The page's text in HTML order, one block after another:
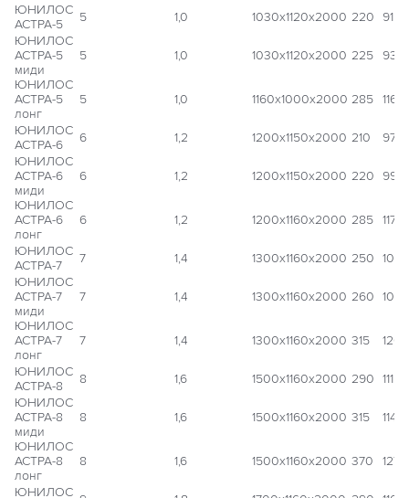
ЮНИЛОС
АСТРА-5
5 1,0 1030x1120x2000 220 91
ЮНИЛОС
АСТРА-5
миди
5 1,0 1030x1120x2000 225 93
ЮНИЛОС
АСТРА-5
лонг
5 1,0 1160x1000x2000 285 116
ЮНИЛОС
АСТРА-6
6 1,2 1200x1150x2000 210
97
ЮНИЛОС
АСТРА-6
миди
6 1,2 1200x1150x2000 220 99
ЮНИЛОС
АСТРА-6
лонг
6 1,2 1200x1160x2000 285 117
ЮНИЛОС
АСТРА-7
7 1,4 1300x1160x2000 250 108
ЮНИЛОС
АСТРА-7
миди
7 1,4 1300x1160x2000 260 109
ЮНИЛОС
АСТРА-7
лонг
7 1,4 1300x1160x2000 315
126
ЮНИЛОС
АСТРА-8
8 1,6 1500x1160x2000 290 111
ЮНИЛОС
АСТРА-8
миди
8 1,6 1500x1160x2000 315
114
ЮНИЛОС
АСТРА-8
лонг
8 1,6 1500x1160x2000 370
127
ЮНИЛОС